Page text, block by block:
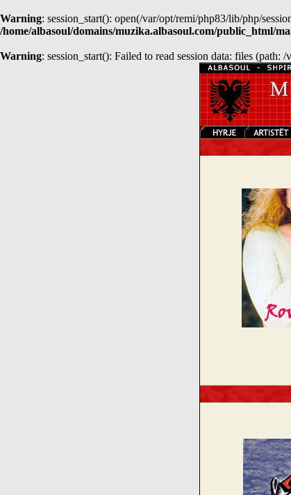
Warning: session_start(): open(/var/opt/remi/php83/lib/php/
/home/albasoul/domains/muzika.albasoul.com/public_html/
Warning: session_start(): Failed to read session data: files (path: